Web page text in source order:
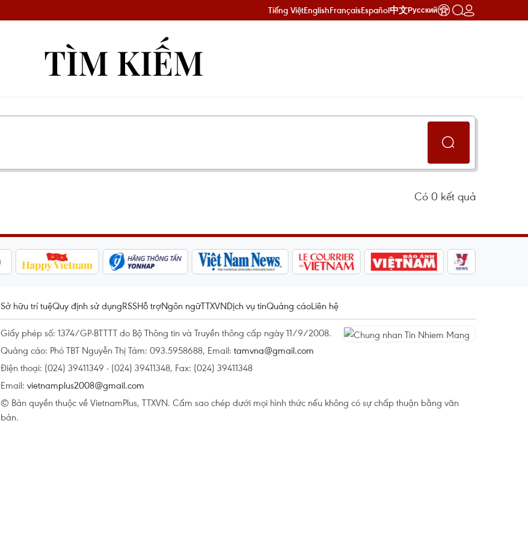
Tiếng ViệtEnglishFrançaisEspañol中文Русский
TÌM KIẾM
Có 0 kết quả
Sở hữu trí tuệQuy định sử dụngRSSHỗ trợNgôn ngữTTXVNDịch vụ tinQuảng cáoLiên hệ
Giấy phép số: 1374/GP-BTTTT do Bộ Thông tin và Truyền thông cấp ngày 11/9/2008.
Quảng cáo: Phó TBT Nguyễn Thị Tám: 093.5958688, Email: tamvna@gmail.com
Điện thoại: (024) 39411349 - (024) 39411348, Fax: (024) 39411348
Email: vietnamplus2008@gmail.com
© Bản quyền thuộc về VietnamPlus, TTXVN. Cấm sao chép dưới mọi hình thức nếu không có sự chấp thuận bằng văn
bản.